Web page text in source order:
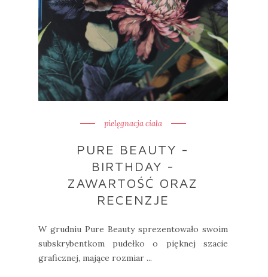
pielęgnacja ciała
PURE BEAUTY -
BIRTHDAY -
ZAWARTOŚĆ ORAZ
RECENZJE
W grudniu Pure Beauty sprezentowało swoim
subskrybentkom pudełko o pięknej szacie
graficznej, mające rozmiar ...